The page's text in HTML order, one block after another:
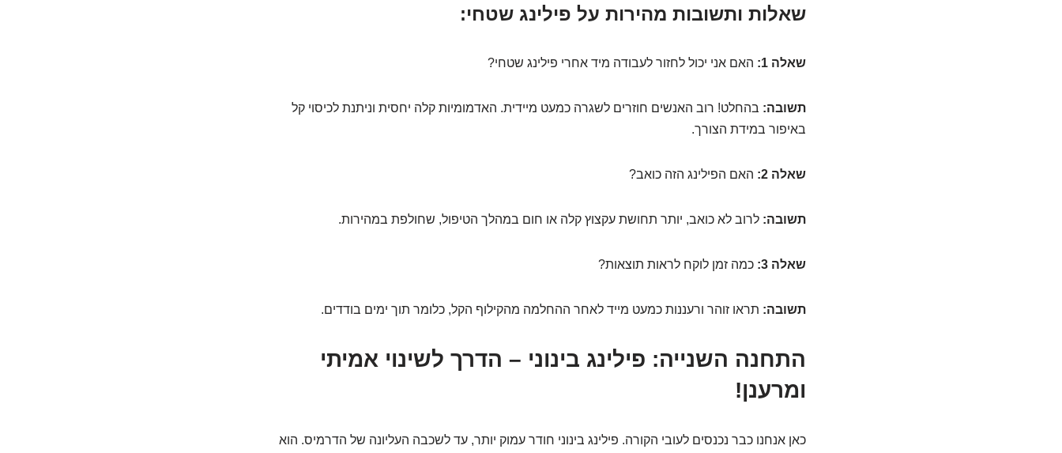
שאלות ותשובות מהירות על פילינג שטחי:
שאלה 1: האם אני יכול לחזור לעבודה מיד אחרי פילינג שטחי?
תשובה: בהחלט! רוב האנשים חוזרים לשגרה כמעט מיידית. האדמומיות קלה יחסית וניתנת לכיסוי קל
באיפור במידת הצורך.
שאלה 2: האם הפילינג הזה כואב?
תשובה: לרוב לא כואב, יותר תחושת עקצוץ קלה או חום במהלך הטיפול, שחולפת במהירות.
שאלה 3: כמה זמן לוקח לראות תוצאות?
תשובה: תראו זוהר ורעננות כמעט מייד לאחר ההחלמה מהקילוף הקל, כלומר תוך ימים בודדים.
התחנה השנייה: פילינג בינוני – הדרך לשינוי אמיתי
ומרענן!
כאן אנחנו כבר נכנסים לעובי הקורה. פילינג בינוני חודר עמוק יותר, עד לשכבה העליונה של הדרמיס. הוא